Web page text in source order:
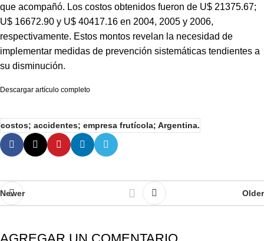
que acompañó. Los costos obtenidos fueron de U$ 21375.67;
U$ 16672.90 y U$ 40417.16 en 2004, 2005 y 2006,
respectivamente. Estos montos revelan la necesidad de
implementar medidas de prevención sistemáticas tendientes a
su disminución.
Descargar artículo completo
costos; accidentes; empresa frutícola; Argentina.
Newer Older